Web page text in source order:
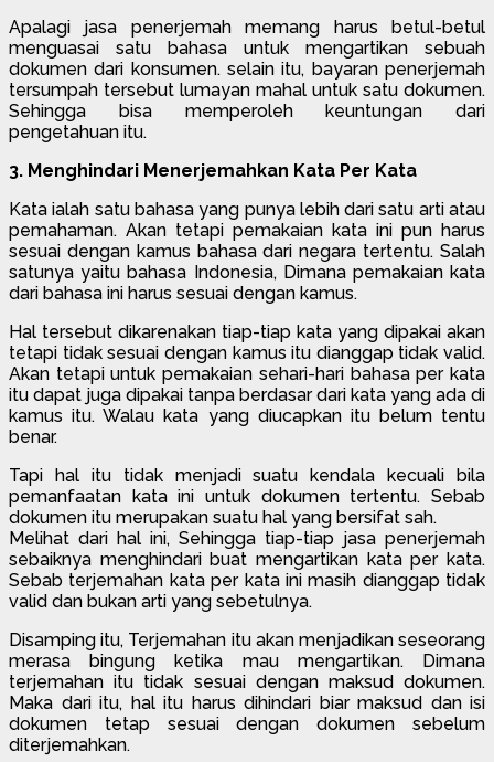
Apalagi jasa penerjemah memang harus betul-betul
menguasai satu bahasa untuk mengartikan sebuah
dokumen dari konsumen. selain itu, bayaran penerjemah
tersumpah tersebut lumayan mahal untuk satu dokumen.
Sehingga bisa memperoleh keuntungan dari
pengetahuan itu.
3. Menghindari Menerjemahkan Kata Per Kata
Kata ialah satu bahasa yang punya lebih dari satu arti atau
pemahaman. Akan tetapi pemakaian kata ini pun harus
sesuai dengan kamus bahasa dari negara tertentu. Salah
satunya yaitu bahasa Indonesia, Dimana pemakaian kata
dari bahasa ini harus sesuai dengan kamus.
Hal tersebut dikarenakan tiap-tiap kata yang dipakai akan
tetapi tidak sesuai dengan kamus itu dianggap tidak valid.
Akan tetapi untuk pemakaian sehari-hari bahasa per kata
itu dapat juga dipakai tanpa berdasar dari kata yang ada di
kamus itu. Walau kata yang diucapkan itu belum tentu
benar.
Tapi hal itu tidak menjadi suatu kendala kecuali bila
pemanfaatan kata ini untuk dokumen tertentu. Sebab
dokumen itu merupakan suatu hal yang bersifat sah.
Melihat dari hal ini, Sehingga tiap-tiap jasa penerjemah
sebaiknya menghindari buat mengartikan kata per kata.
Sebab terjemahan kata per kata ini masih dianggap tidak
valid dan bukan arti yang sebetulnya.
Disamping itu, Terjemahan itu akan menjadikan seseorang
merasa bingung ketika mau mengartikan. Dimana
terjemahan itu tidak sesuai dengan maksud dokumen.
Maka dari itu, hal itu harus dihindari biar maksud dan isi
dokumen tetap sesuai dengan dokumen sebelum
diterjemahkan.